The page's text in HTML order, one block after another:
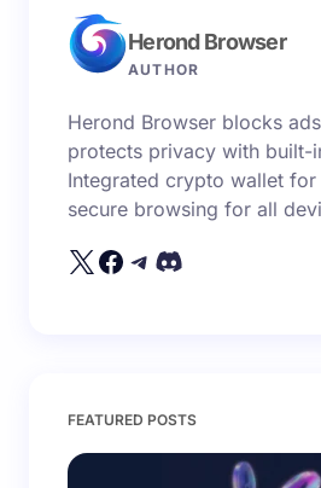
Name *
Email *
Save my name and email in
Herond Browser
AUTHOR
Herond Browser blocks
protects privacy with built-
Integrated crypto wallet for
secure browsing for all
FEATURED POSTS